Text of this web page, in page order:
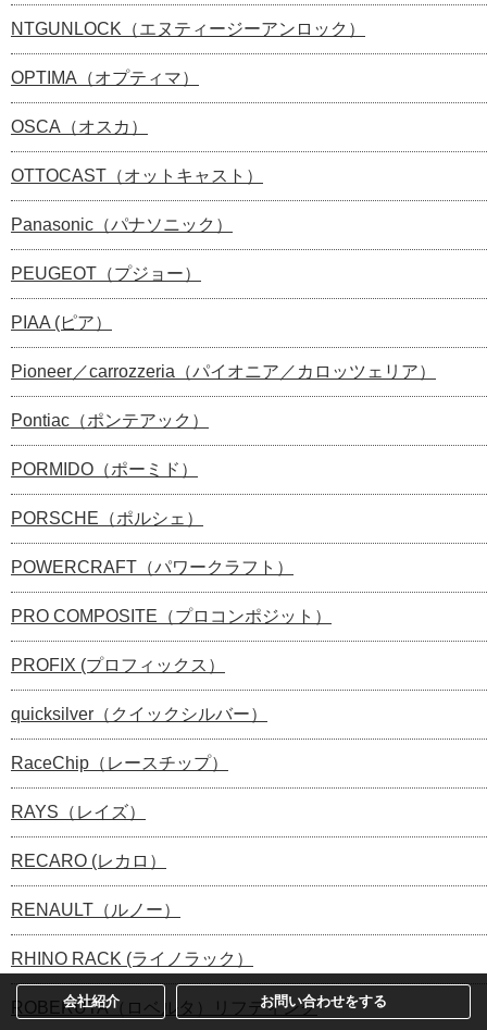
NTGUNLOCK（エヌティージーアンロック）
OPTIMA（オプティマ）
OSCA（オスカ）
OTTOCAST（オットキャスト）
Panasonic（パナソニック）
PEUGEOT（プジョー）
PIAA (ピア）
Pioneer／carrozzeria（パイオニア／カロッツェリア）
Pontiac（ポンテアック）
PORMIDO（ポーミド）
PORSCHE（ポルシェ）
POWERCRAFT（パワークラフト）
PRO COMPOSITE（プロコンポジット）
PROFIX (プロフィックス）
quicksilver（クイックシルバー）
RaceChip（レースチップ）
RAYS（レイズ）
RECARO (レカロ）
RENAULT（ルノー）
RHINO RACK (ライノラック）
ROBERUTA（ロベルタ）リフティング
会社紹介 お問い合わせをする